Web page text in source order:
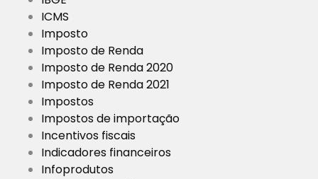
ICMS
Imposto
Imposto de Renda
Imposto de Renda 2020
Imposto de Renda 2021
Impostos
Impostos de importação
Incentivos fiscais
Indicadores financeiros
Infoprodutos